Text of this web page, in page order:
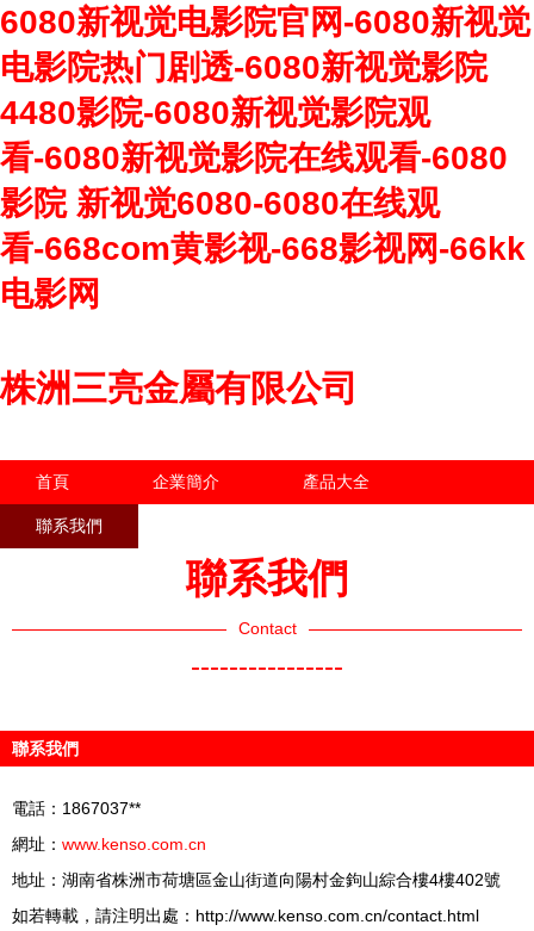
6080新视觉电影院官网-6080新视觉
电影院热门剧透-6080新视觉影院
4480影院-6080新视觉影院观
看-6080新视觉影院在线观看-6080
影院 新视觉6080-6080在线观
看-668com黄影视-668影视网-66kk
电影网
株洲三亮金屬有限公司
首頁 企業簡介 產品大全
聯系我們
聯系我們
Contact
----------------
聯系我們
電話：1867037**
網址： www.kenso.com.cn
地址：湖南省株洲市荷塘區金山街道向陽村金鉤山綜合樓4樓402號
如若轉載，請注明出處：http://www.kenso.com.cn/contact.html